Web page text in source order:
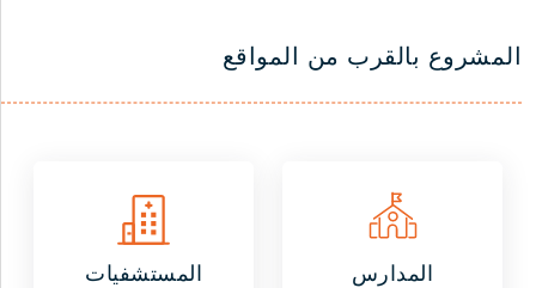
المشروع بالقرب من المواقع
المستشفيات المدارس